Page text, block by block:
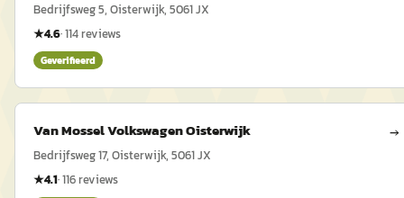
Bedrijfsweg 5, Oisterwijk, 5061 JX
★4.6·114reviews
Geverifieerd
Van Mossel Volkswagen Oisterwijk →
Bedrijfsweg 17, Oisterwijk, 5061 JX
★4.1·116reviews